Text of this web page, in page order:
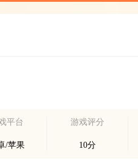
平台
/苹果
游戏评分
10分